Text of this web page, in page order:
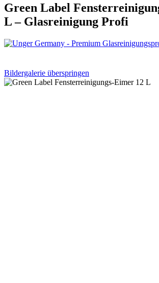
Green Label
L – Glasreinigung Profi
Bildergalerie überspringen